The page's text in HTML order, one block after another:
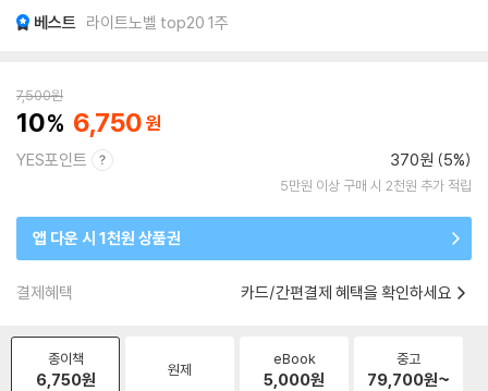
베스트 라이트노벨 top20 1주
7,500원
10 6,750
YES포인트 370원 (5%)
5만원 이상 구매 시 2천원 추가 적립
앱 다운 시 1천원 상품권
결제혜택 카드/간편결제 혜택을 확인하세요
종이책
6,750원 원제
eBook
5,000원
중고
79,700원~